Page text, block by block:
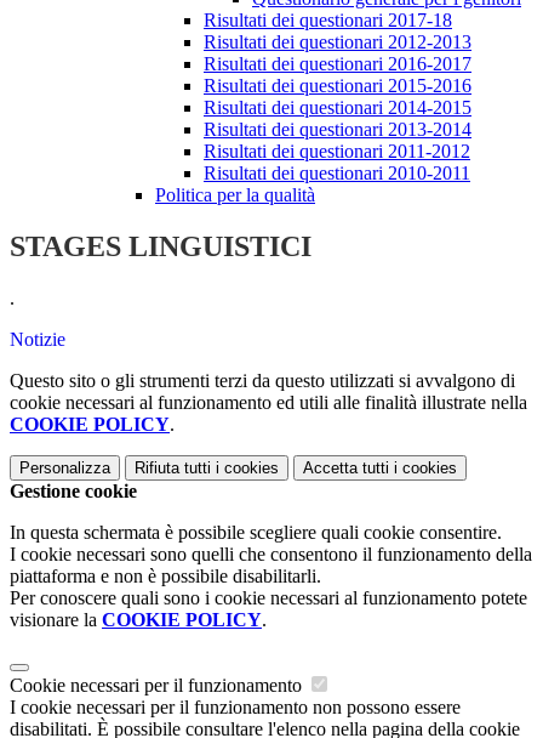
Risultati dei questionari 2017-18
Risultati dei questionari 2012-2013
Risultati dei questionari 2016-2017
Risultati dei questionari 2015-2016
Risultati dei questionari 2014-2015
Risultati dei questionari 2013-2014
Risultati dei questionari 2011-2012
Risultati dei questionari 2010-2011
Politica per la qualità
STAGES LINGUISTICI
.
Notizie
Questo sito o gli strumenti terzi da questo utilizzati si avvalgono di
cookie necessari al funzionamento ed utili alle finalità illustrate nella
COOKIE POLICY.
Personalizza Rifiuta tutti i cookies Accetta tutti i cookies
Gestione cookie
In questa schermata è possibile scegliere quali cookie consentire.
I cookie necessari sono quelli che consentono il funzionamento della
piattaforma e non è possibile disabilitarli.
Per conoscere quali sono i cookie necessari al funzionamento potete
visionare la COOKIE POLICY.
Cookie necessari per il funzionamento
I cookie necessari per il funzionamento non possono essere
disabilitati. È possibile consultare l'elenco nella pagina della cookie